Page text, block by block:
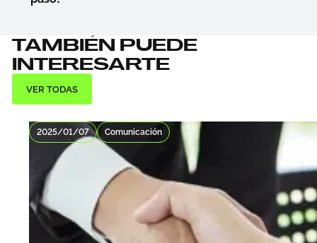
TAMBIÉN PUEDE
INTERESARTE
VER TODAS
2025/01/07 Comunicación